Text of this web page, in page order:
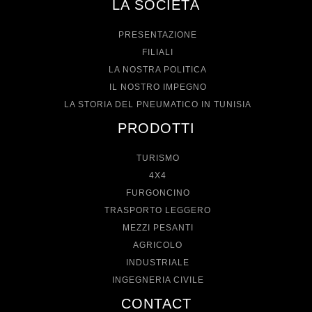
LA SOCIETÀ
PRESENTAZIONE
FILIALI
LA NOSTRA POLITICA
IL NOSTRO IMPEGNO
LA STORIA DEL PNEUMATICO IN TUNISIA
PRODOTTI
TURISMO
4X4
FURGONCINO
TRASPORTO LEGGERO
MEZZI PESANTI
AGRICOLO
INDUSTRIALE
INGEGNERIA CIVILE
CONTACT